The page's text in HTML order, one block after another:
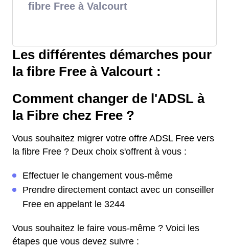
fibre Free à Valcourt
Les différentes démarches pour
la fibre Free à Valcourt :
Comment changer de l'ADSL à
la Fibre chez Free ?
Vous souhaitez migrer votre offre ADSL Free vers
la fibre Free ? Deux choix s'offrent à vous :
Effectuer le changement vous-même
Prendre directement contact avec un conseiller
Free en appelant le 3244
Vous souhaitez le faire vous-même ? Voici les
étapes que vous devez suivre :